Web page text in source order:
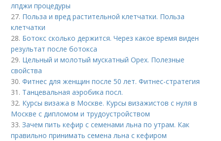
лпджи процедуры
27. Польза и вред растительной клетчатки. Польза
клетчатки
28. Ботокс сколько держится. Через какое время виден
результат после ботокса
29. Цельный и молотый мускатный Орех. Полезные
свойства
30.Фитнес для женщин после 50 лет. Фитнес-стратегия
31. Танцевальная аэробика посл.
32. Курсы визажа в Москве. Курсы визажистов с нуля в
Москве с дипломом и трудоустройством
33.Зачем пить кефир с семенами льна по утрам. Как
правильно принимать семена льна с кефиром